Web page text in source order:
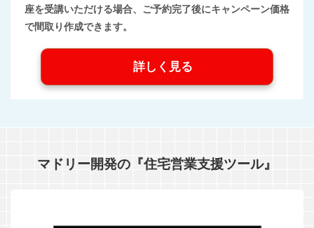
座を受講いただける場合、ご予約完了後にキャンペーン価格
で間取り作成できます。
詳しく見る
マドリー開発の『住宅営業支援ツール』